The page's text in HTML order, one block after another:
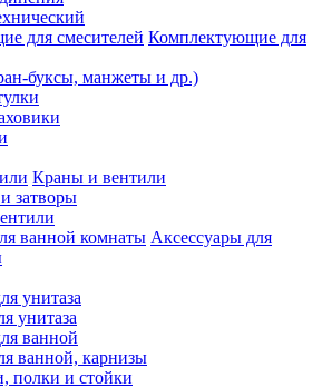
Комплектующие для
буксы, манжеты и др.)
Краны и вентили
затворы
Аксессуары для
унитаза
унитаза
ванной
ванной, карнизы
полки и стойки